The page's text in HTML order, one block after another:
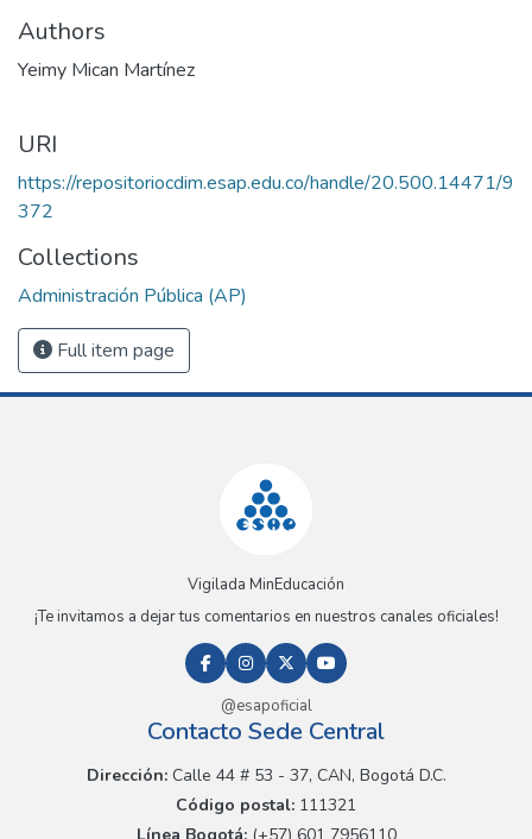
Authors
Yeimy Mican Martínez
URI
https://repositoriocdim.esap.edu.co/handle/20.500.14471/9
372
Collections
Administración Pública (AP)
Full item page
Vigilada MinEducación
¡Te invitamos a dejar tus comentarios en nuestros canales oficiales!
@esapoficial
Contacto Sede Central
Dirección:Calle 44 # 53 - 37, CAN, Bogotá D.C.
Código postal: 111321